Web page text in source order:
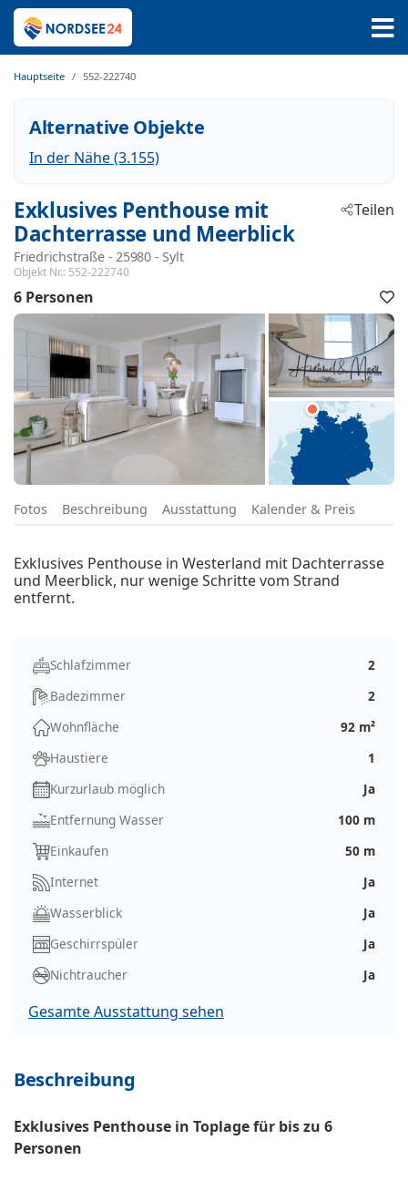
Hauptseite 552-222740
Alternative Objekte
In der Nähe (3.155)
Exklusives Penthouse mit
Dachterrasse und Meerblick
Friedrichstraße - 25980 - Sylt
Objekt Nr.: 552-222740
Teilen
6 Personen
Fotos Beschreibung Ausstattung Kalender & Preis
Exklusives Penthouse in Westerland mit Dachterrasse
und Meerblick, nur wenige Schritte vom Strand
entfernt.
Schlafzimmer
2
Badezimmer
2
Wohnfläche
92 m²
Haustiere
1
Kurzurlaub möglich
Ja
Entfernung Wasser
100 m
Einkaufen
50 m
Internet
Ja
Wasserblick
Ja
Geschirrspüler
Ja
Nichtraucher
Ja
Gesamte Ausstattung sehen
Beschreibung
Exklusives Penthouse in Toplage für bis zu 6
Personen